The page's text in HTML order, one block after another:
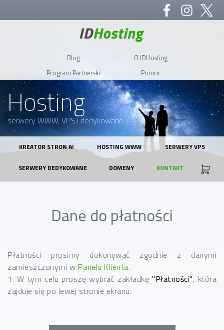
Blog
O IDHosting
Program Partnerski
Pomoc
Hosting
serwery WWW, VPS i dedykowane
KREATOR STRON AI HOSTING WWW SERWERY VPS
SERWERY DEDYKOWANE DOMENY KONTAKT
Dane do płatności
Płatności prosimy dokonywać zgodnie z danymi
zamieszczonymi w Panelu Klienta.
1. W tym celu proszę wybrać zakładkę"Płatności", która
zajduje się po lewej stronie ekranu.